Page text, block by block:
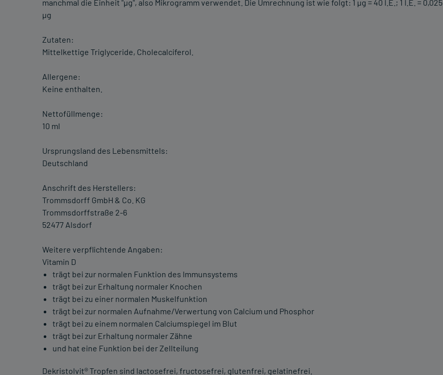
manchmal die Einheit "µg", also Mikrogramm verwendet. Die Umrechnung ist wie folgt: 1 µg = 40 I.E.; 1 I.E. = 0,025
µg
Zutaten:
Mittelkettige Triglyceride, Cholecalciferol.
Allergene:
Keine enthalten.
Nettofüllmenge:
10 ml
Ursprungsland des Lebensmittels:
Deutschland
Anschrift des Herstellers:
Trommsdorff GmbH & Co. KG
Trommsdorffstraße 2-6
52477 Alsdorf
Weitere verpflichtende Angaben:
Vitamin D
trägt bei zur normalen Funktion des Immunsystems
trägt bei zur Erhaltung normaler Knochen
trägt bei zu einer normalen Muskelfunktion
trägt bei zur normalen Aufnahme/Verwertung von Calcium und Phosphor
trägt bei zu einem normalen Calciumspiegel im Blut
trägt bei zur Erhaltung normaler Zähne
und hat eine Funktion bei der Zellteilung
Dekristolvit® Tropfen sind lactosefrei, fructosefrei, glutenfrei, gelatinefrei.